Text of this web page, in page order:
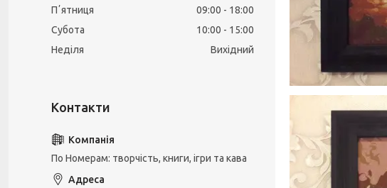
Пʼятниця
09:00
18:00
Субота
10:00
15:00
Неділя
Вихідний
По Номерам: творчість, книги, ігри та кава